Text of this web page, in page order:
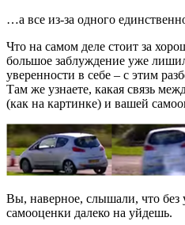
…а все из-за одного
Что на самом деле стоит за
большое заблуждение уже
уверенности в себе – с этим
Там же узнаете, какая связь
(как на картинке) и вашей
Вы, наверное, слышали, что без
самооценки далеко на уйдешь.